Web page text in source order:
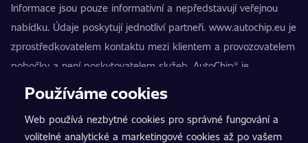
Informace jsou pouze informativní a nepředstavují veřejnou
nabídku. Údaje poskytují jednotliví partneři. www.autochip.eu je
zprostředkovatelem kontaktu mezi klientem a provozovatelem
pobočky a není poskytovatelem služeb. AutoChip® je
registrovaná ochranná známka Petra Kučery. Úpravy, které
nezpůsobilosti vozidla k provozu na pozemních komunikacích.
Používáme cookies
Web používá nezbytné cookies pro správné fungování a
volitelné analytické a marketingové cookies až po vašem